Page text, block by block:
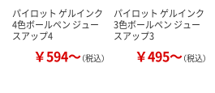
パイロット ゲルインク
4色ボールペン ジュー
スアップ4
￥594～（税込）
パイロット ゲルインク
3色ボールペン ジュー
スアップ3
￥495～（税込）